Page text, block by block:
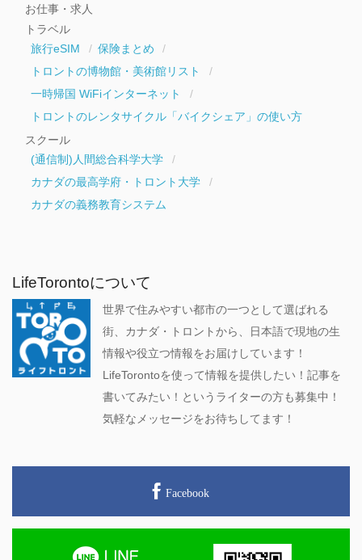
お仕事・求人
トラベル
旅行eSIM
保険まとめ
トロントの博物館・美術館リスト
一時帰国 WiFiインターネット
トロントのレンタサイクル「バイクシェア」の使い方
スクール
(通信制)人間総合科学大学
カナダの最高学府・トロント大学
カナダの義務教育システム
LifeTorontoについて
世界で住みやすい都市の一つとして選ばれる
街、カナダ・トロントから、日本語で現地の生
情報や役立つ情報をお届けしています！
LifeTorontoを使って情報を提供したい！記事を
書いてみたい！というライターの方も募集中！
気軽なメッセージをお待ちしてます！
Facebook